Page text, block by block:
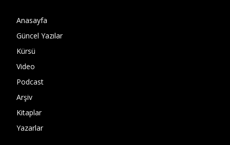
Anasayfa
Güncel Yazılar
Kürsü
Video
Podcast
Arşiv
Kitaplar
Yazarlar